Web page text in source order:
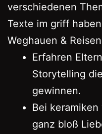
verschiedenen
Texte im griff
Weghauen &
Erfahren
Storytelling
gewinnen.
Bei
ganz bloß